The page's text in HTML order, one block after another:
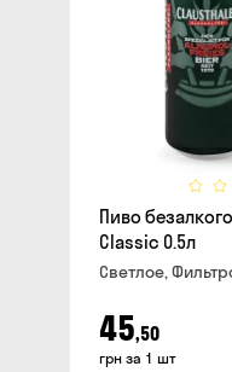
Пиво
Classic 0.5л
Светлое,
45,50
грн за 1 шт